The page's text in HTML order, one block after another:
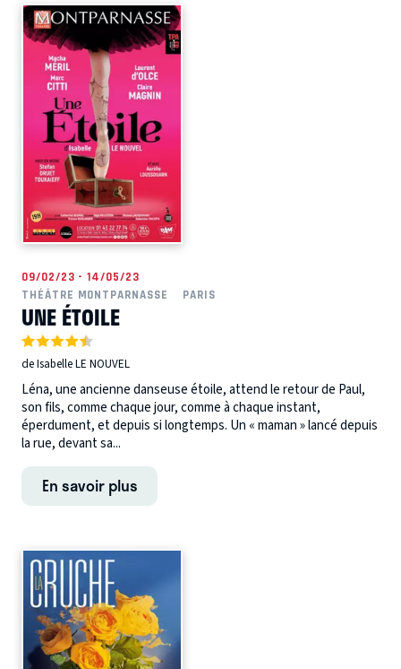
09/02/23 - 14/05/23
THÉÂTRE MONTPARNASSE
PARIS
UNE ÉTOILE
de Isabelle LE NOUVEL
Léna, une ancienne danseuse étoile, attend le retour de Paul,
son fils, comme chaque jour, comme à chaque instant,
éperdument, et depuis si longtemps. Un « maman » lancé depuis
la rue, devant sa...
En savoir plus